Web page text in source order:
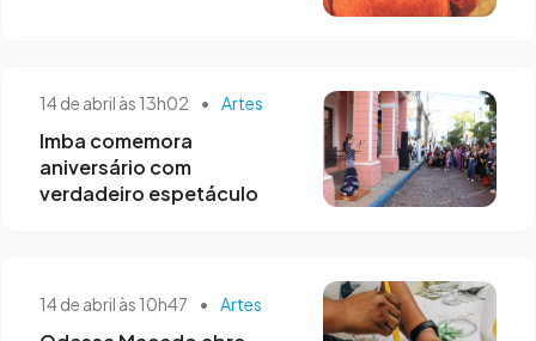
14 de abril às 13h02 • Artes
Imba comemora
aniversário com
verdadeiro espetáculo
14 de abril às 10h47 • Artes